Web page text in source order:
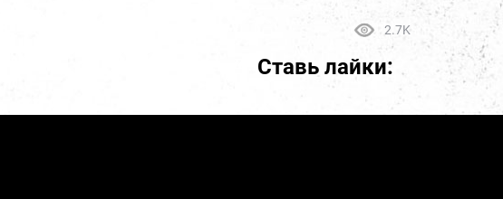
2.7K
Ставь лайки: